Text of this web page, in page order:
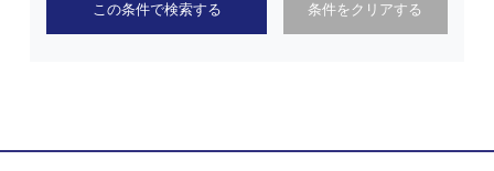
この条件で検索する 条件をクリアする